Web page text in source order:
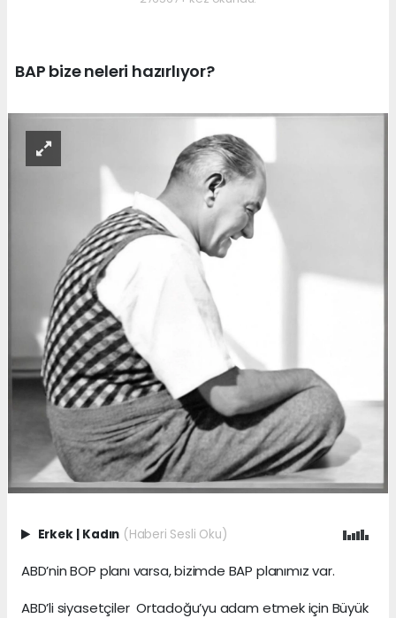
BAP bize neleri hazırlıyor?
Erkek | Kadın (Haberi Sesli Oku)
ABD’nin BOP planı varsa, bizimde BAP planımız var.
ABD’li siyasetçiler Ortadoğu’yu adam etmek için Büyük